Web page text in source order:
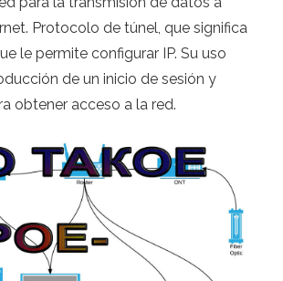
Protocolo de túnel, que significa
le permite configurar IP. Su uso
de un inicio de sesión y
obtener acceso a la red.